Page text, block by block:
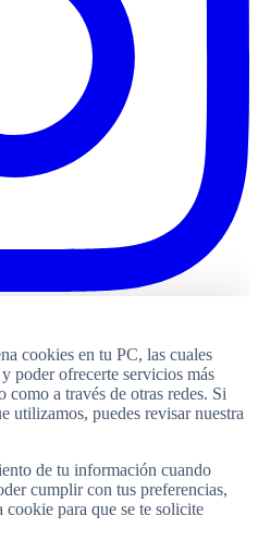
cookies en tu PC, las cuales
poder ofrecerte servicios más
como a través de otras redes. Si
utilizamos, puedes revisar nuestra
de tu información cuando
cumplir con tus preferencias,
cookie para que se te solicite